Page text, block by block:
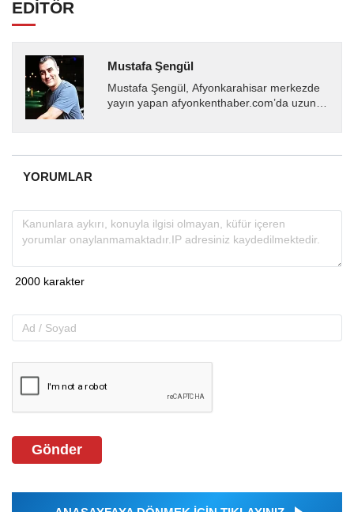
EDİTÖR
Mustafa Şengül
Mustafa Şengül, Afyonkarahisar merkezde
yayın yapan afyonkenthaber.com’da uzun
almakta, haber akışı...
YORUMLAR
Gönder